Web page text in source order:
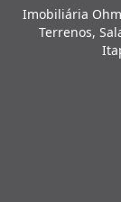
Imobiliária
Terrenos,